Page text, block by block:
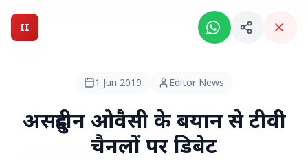
Breaking News: Intelligent India Magazine is now live.
II
HEADLINES
II
1 Jun 2019 Editor News
असदुद्दीन ओवैसी के बयान से टीवी
चैनलों पर डिबेट